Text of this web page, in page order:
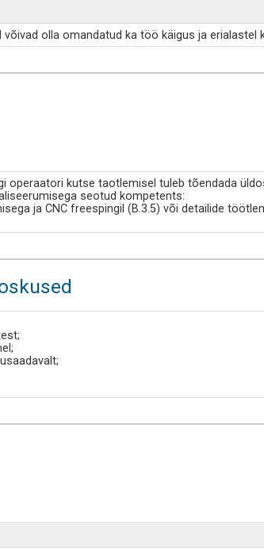
olla omandatud ka töö käigus ja erialastel
operaatori kutse taotlemisel tuleb tõendada
seotud kompetents:
ja CNC freespingil (B.3.5) või detailide